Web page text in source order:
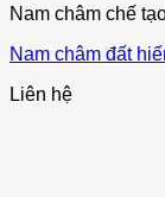
Nam châm chế
Nam châm đất
Liên hệ